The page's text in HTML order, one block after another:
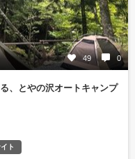
49 0
、とやの沢オートキャンプ
ト